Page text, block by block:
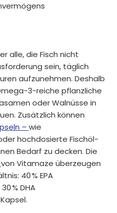
alle, die Fisch nicht
sein, täglich
aufzunehmen. Deshalb
3-reiche pflanzliche
oder Walnüsse in
Zusätzlich können
– wie
hochdosierte Fischöl-
Bedarf zu decken. Die
von Vitamaze überzeugen
40 % EPA
% DHA